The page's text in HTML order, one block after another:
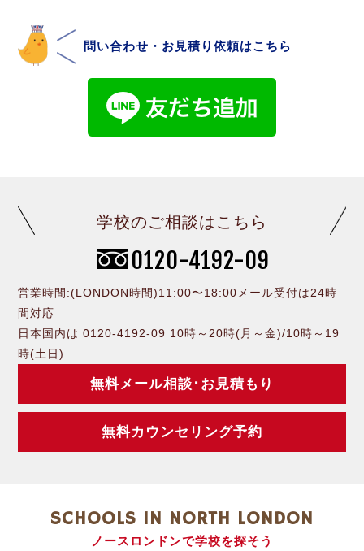
問い合わせ・お見積り依頼はこちら
学校のご相談はこちら
0120-4192-09
営業時間:(LONDON時間)11:00〜18:00メール受付は24時
間対応
日本国内は 0120-4192-09 10時～20時(月～金)/10時～19
時(土日)
無料メール相談･お見積もり
無料カウンセリング予約
SCHOOLS IN NORTH LONDON
ノースロンドンで学校を探そう